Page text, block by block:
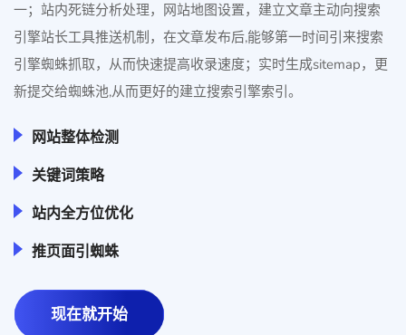
一；站内死链分析处理，网站地图设置，建立文章主动向搜索
引擎站长工具推送机制，在文章发布后,能够第一时间引来搜索
引擎蜘蛛抓取，从而快速提高收录速度；实时生成sitemap，更
新提交给蜘蛛池,从而更好的建立搜索引擎索引。
网站整体检测
关键词策略
站内全方位优化
推页面引蜘蛛
现在就开始